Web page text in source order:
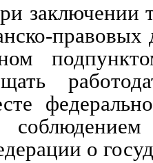
заключении
правовых
о